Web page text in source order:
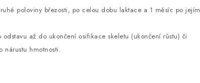
poloviny březosti, po celou dobu laktace a 1 měsíc po jejím
až do ukončení osifikace skeletu (ukončení růstu) či
nárustu hmotnosti.